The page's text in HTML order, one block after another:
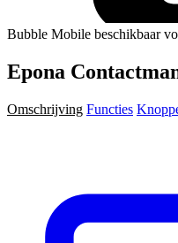
Bubble Mobile beschikbaar
Epona
Omschrijving Functies